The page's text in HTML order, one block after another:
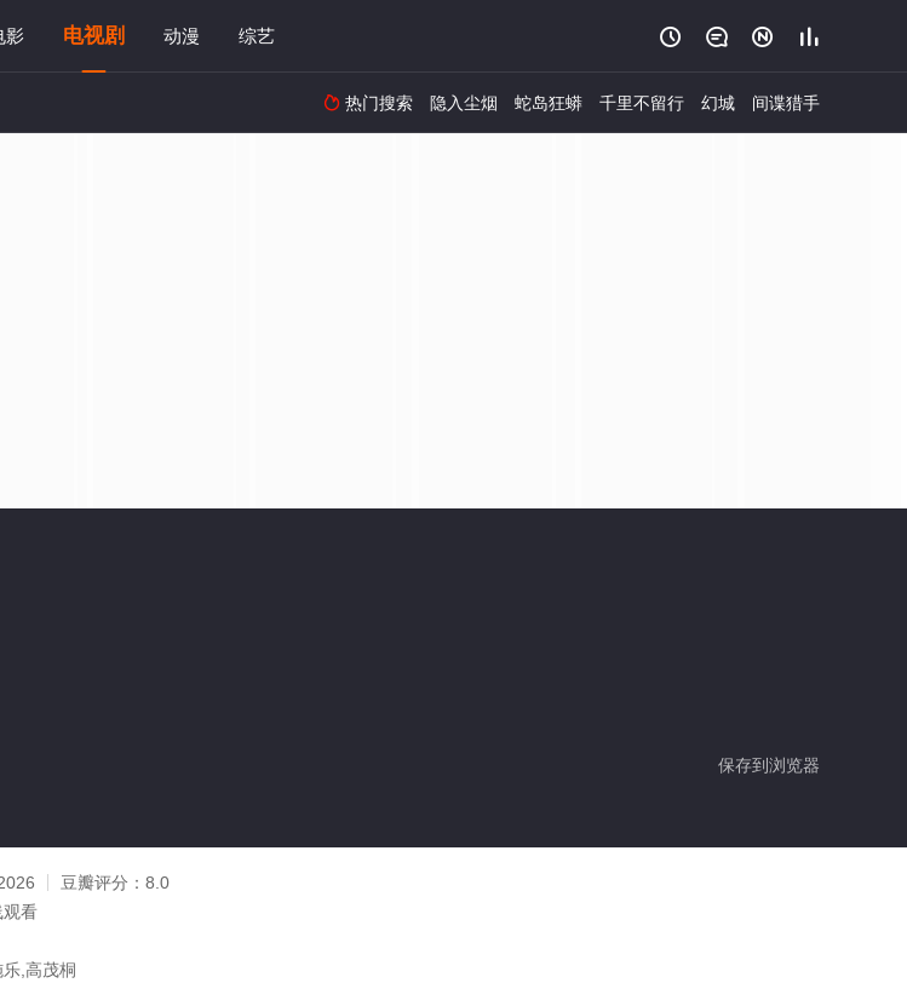
影 电视剧 动漫 综艺    
 热门搜索 隐入尘烟 蛇岛狂蟒 千里不留行 幻城 间谍猎手
保存到浏览器
豆瓣评分： 8.0
看
,高茂桐